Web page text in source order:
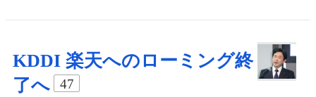
KDDI 楽天へのローミング終
了へ
47